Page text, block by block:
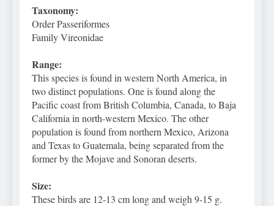
7 Năm Ago
7 Năm Ago
Taxonomy:
Order Passeriformes
Family Vireonidae
Range:
This species is found in western North America, in
two distinct populations. One is found along the
Pacific coast from British Columbia, Canada, to Baja
California in north-western Mexico. The other
population is found from northern Mexico, Arizona
and Texas to Guatemala, being separated from the
former by the Mojave and Sonoran deserts.
Size:
These birds are 12-13 cm long and weigh 9-15 g.